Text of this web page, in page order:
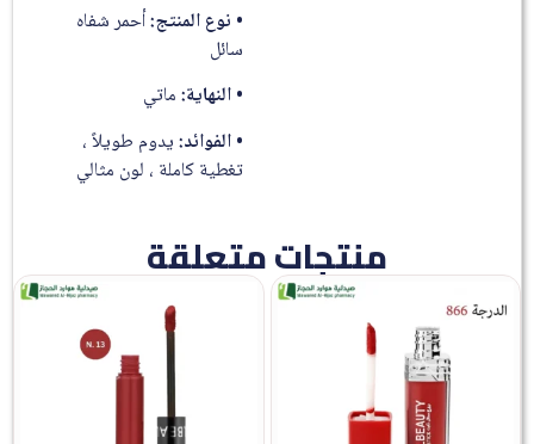
• نوع المنتج:أحمر شفاه
سائل
•النهاية:ماتي
•الفوائد:يدوم طويلاً ،
تغطية كاملة ، لون مثالي
منتجات متعلقة